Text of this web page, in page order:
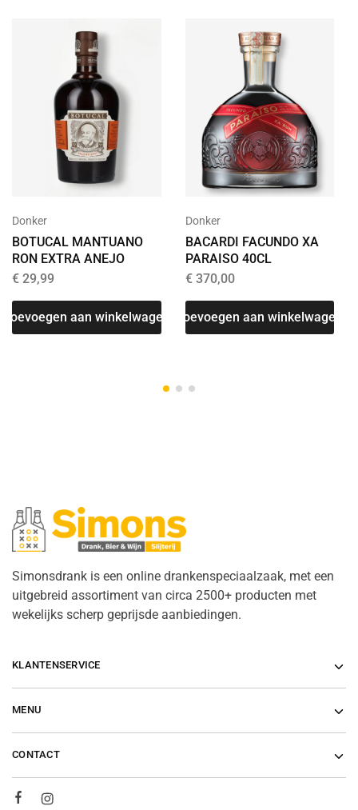
Donker
BOTUCAL MANTUANO
RON EXTRA ANEJO
€ 29,99
Toevoegen aan winkelwagen
Donker
BACARDI FACUNDO XA
PARAISO 40CL
€370,00
Toevoegen aan winkelwagen
Simonsdrank is een online drankenspeciaalzaak, met een
uitgebreid assortiment van circa 2500+ producten met
wekelijks scherp geprijsde aanbiedingen.
KLANTENSERVICE
MENU
CONTACT